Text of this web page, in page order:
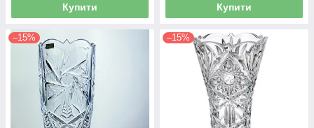
Купити Купити
–15% –15%